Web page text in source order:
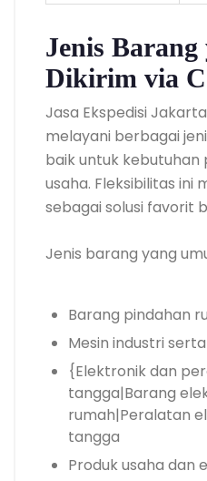
Jenis Barang
Dikirim via
Jasa Ekspedisi
melayani berbagai
baik untuk kebutuhan
usaha. Fleksibilitas ini
sebagai solusi favorit
Jenis barang yang
Barang pindahan
Mesin industri
{Elektronik dan
tangga|Barang
rumah|Peralatan
tangga
Produk usaha dan